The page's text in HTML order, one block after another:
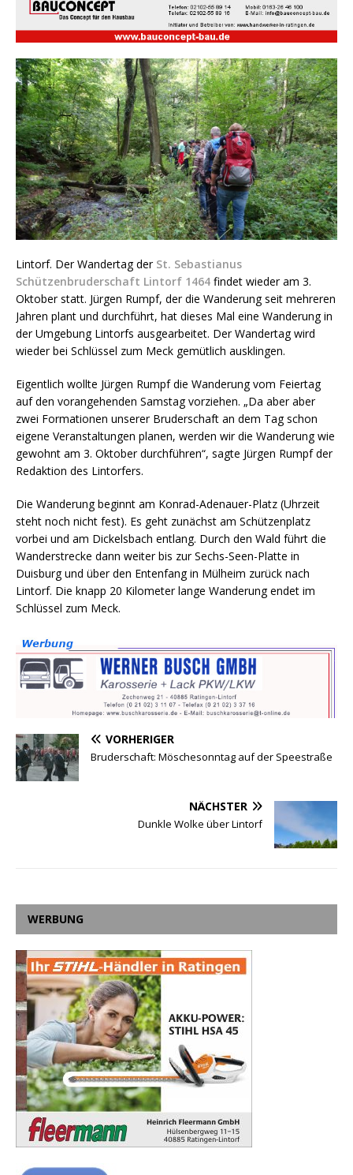
Lintorf. Der Wandertag der St. Sebastianus
Schützenbruderschaft Lintorf 1464 findet wieder am 3.
Oktober statt. Jürgen Rumpf, der die Wanderung seit mehreren
Jahren plant und durchführt, hat dieses Mal eine Wanderung in
der Umgebung Lintorfs ausgearbeitet. Der Wandertag wird
wieder bei Schlüssel zum Meck gemütlich ausklingen.
Eigentlich wollte Jürgen Rumpf die Wanderung vom Feiertag
auf den vorangehenden Samstag vorziehen. „Da aber aber
zwei Formationen unserer Bruderschaft an dem Tag schon
eigene Veranstaltungen planen, werden wir die Wanderung wie
gewohnt am 3. Oktober durchführen“, sagte Jürgen Rumpf der
Redaktion des Lintorfers.
Die Wanderung beginnt am Konrad-Adenauer-Platz (Uhrzeit
steht noch nicht fest). Es geht zunächst am Schützenplatz
vorbei und am Dickelsbach entlang. Durch den Wald führt die
Wanderstrecke dann weiter bis zur Sechs-Seen-Platte in
Duisburg und über den Entenfang in Mülheim zurück nach
Lintorf. Die knapp 20 Kilometer lange Wanderung endet im
Schlüssel zum Meck.
VORHERIGER
Bruderschaft: Möschesonntag auf der Speestraße
NÄCHSTER
Dunkle Wolke über Lintorf
WERBUNG